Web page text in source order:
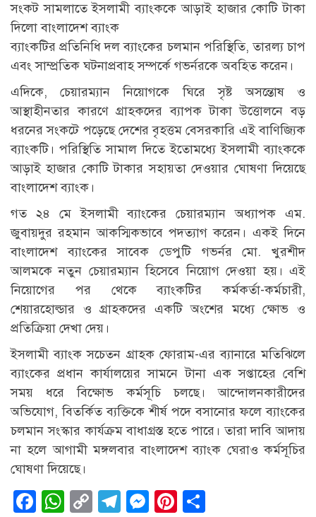
সংকট সামলাতে ইসলামী ব্যাংককে আড়াই হাজার কোটি টাকা
দিলো বাংলাদেশ ব্যাংক
ব্যাংকটির প্রতিনিধি দল ব্যাংকের চলমান পরিস্থিতি, তারল্য চাপ
এবং সাম্প্রতিক ঘটনাপ্রবাহ সম্পর্কে গভর্নরকে অবহিত করেন।
এদিকে, চেয়ারম্যান নিয়োগকে ঘিরে সৃষ্ট অসন্তোষ ও
আস্থাহীনতার কারণে গ্রাহকদের ব্যাপক টাকা উত্তোলনে বড়
ধরনের সংকটে পড়েছে দেশের বৃহত্তম বেসরকারি এই বাণিজ্যিক
ব্যাংকটি। পরিস্থিতি সামাল দিতে ইতোমধ্যে ইসলামী ব্যাংককে
আড়াই হাজার কোটি টাকার সহায়তা দেওয়ার ঘোষণা দিয়েছে
বাংলাদেশ ব্যাংক।
গত ২৪ মে ইসলামী ব্যাংকের চেয়ারম্যান অধ্যাপক এম.
জুবায়দুর রহমান আকস্মিকভাবে পদত্যাগ করেন। একই দিনে
বাংলাদেশ ব্যাংকের সাবেক ডেপুটি গভর্নর মো. খুরশীদ
আলমকে নতুন চেয়ারম্যান হিসেবে নিয়োগ দেওয়া হয়। এই
নিয়োগের পর থেকে ব্যাংকটির কর্মকর্তা-কর্মচারী,
শেয়ারহোল্ডার ও গ্রাহকদের একটি অংশের মধ্যে ক্ষোভ ও
প্রতিক্রিয়া দেখা দেয়।
ইসলামী ব্যাংক সচেতন গ্রাহক ফোরাম-এর ব্যানারে মতিঝিলে
ব্যাংকের প্রধান কার্যালয়ের সামনে টানা এক সপ্তাহের বেশি
সময় ধরে বিক্ষোভ কর্মসূচি চলছে। আন্দোলনকারীদের
অভিযোগ, বিতর্কিত ব্যক্তিকে শীর্ষ পদে বসানোর ফলে ব্যাংকের
চলমান সংস্কার কার্যক্রম বাধাগ্রস্ত হতে পারে। তারা দাবি আদায়
না হলে আগামী মঙ্গলবার বাংলাদেশ ব্যাংক ঘেরাও কর্মসূচির
ঘোষণা দিয়েছে।
Facebook
WhatsApp
CopyTelegram
Messenger
Pinterest